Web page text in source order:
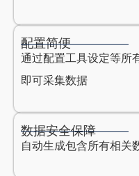
配置简便
通过配置工具设定等所
即可采集数据
数据安全保障
自动生成包含所有相关